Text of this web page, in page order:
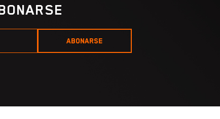
ABONARSE